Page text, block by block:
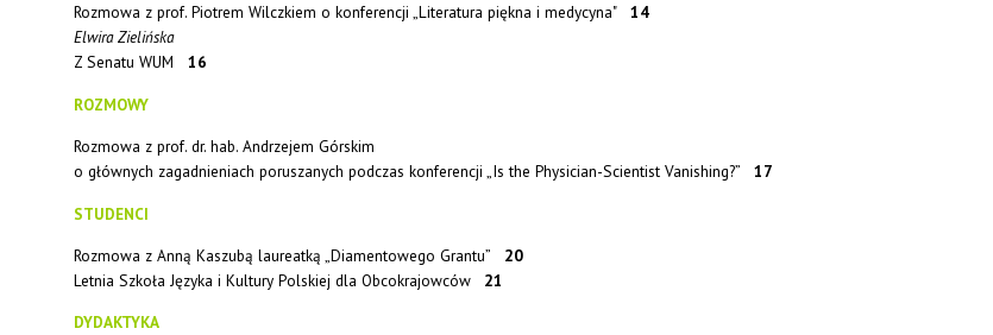
Rozmowa z prof. Piotrem Wilczkiem o konferencji „Literatura piękna i medycyna" 14
Elwira Zielińska
Z Senatu WUM 16
ROZMOWY
Rozmowa z prof. dr. hab. Andrzejem Górskim
o głównych zagadnieniach poruszanych podczas konferencji „Is the Physician-Scientist Vanishing?” 17
STUDENCI
Rozmowa z Anną Kaszubą laureatką „Diamentowego Grantu” 20
Letnia Szkoła Języka i Kultury Polskiej dla Obcokrajowców
21
DYDAKTYKA